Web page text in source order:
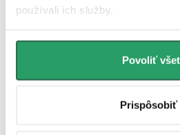
používali ich služby.
Povoliť
Prispôsobiť